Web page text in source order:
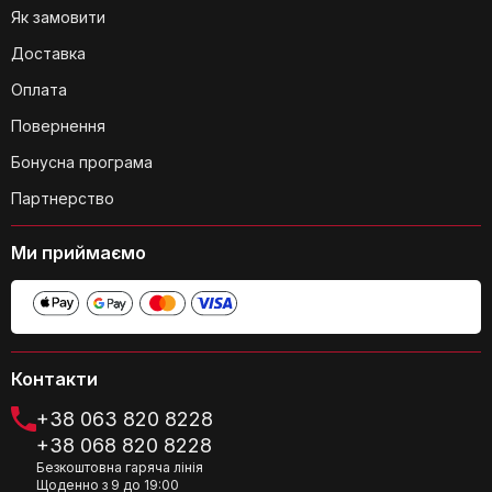
дисплеї?
зберіганні?
Чи можна використовувати функцію
Контакти
+38 063 820 8228
+38 068 820 8228
Безкоштовна гаряча лінія
Щоденно з 9 до 19:00
Як замовити
Доставка
Оплата
Повернення
Бонусна програма
Партнерство
Ми приймаємо